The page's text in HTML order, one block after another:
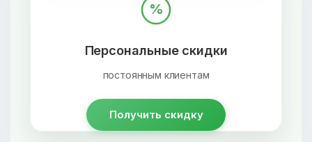
%
Персональные скидки
постоянным клиентам
Получить скидку